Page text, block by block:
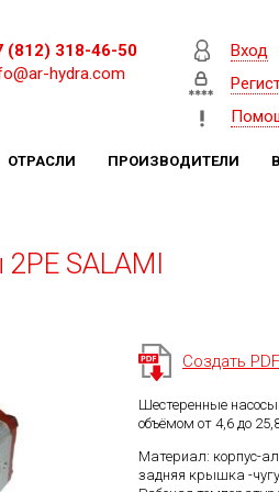
(812) 318-46-50
hydra.com
Вход
ОТРАСЛИ ПРОИЗВОДИТЕЛИ
SALAMI
Создать PDF
Шестеренные
объёмом от 4,6 до
Материал: корпус-
задняя крышка -